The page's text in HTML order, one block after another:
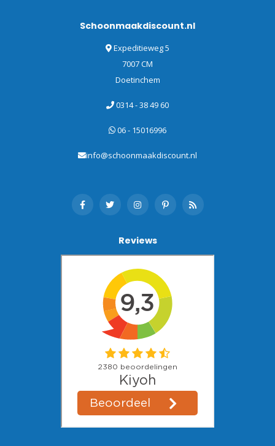
Schoonmaakdiscount.nl
Expeditieweg 5
7007 CM
Doetinchem
0314 - 38 49 60
06 - 15016996
info@schoonmaakdiscount.nl
Reviews